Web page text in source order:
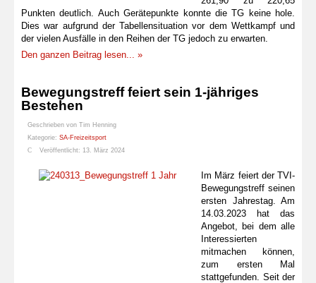
Punkten deutlich. Auch Gerätepunkte konnte die TG keine hole.
Dies war aufgrund der Tabellensituation vor dem Wettkampf und
der vielen Ausfälle in den Reihen der TG jedoch zu erwarten.
Den ganzen Beitrag lesen... »
Bewegungstreff feiert sein 1-jähriges
Bestehen
Geschrieben von Tim Henning
Kategorie: SA-Freizeitsport
Veröffentlicht: 13. März 2024
Im März feiert der TVI-
Bewegungstreff seinen
ersten Jahrestag. Am
14.03.2023 hat das
Angebot, bei dem alle
Interessierten
mitmachen können,
zum ersten Mal
stattgefunden. Seit der